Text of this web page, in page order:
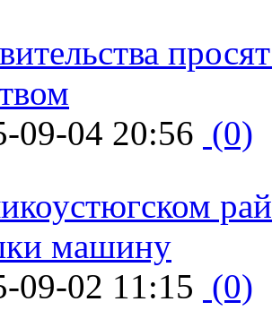
09-04 20:56 (0)
машину
09-02 11:15 (0)